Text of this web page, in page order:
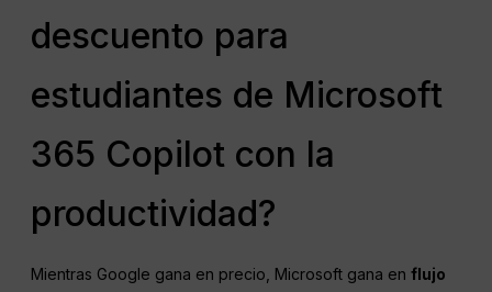
descuento para
estudiantes de Microsoft
365 Copilot con la
productividad?
Mientras Google gana en precio, Microsoft gana enflujo